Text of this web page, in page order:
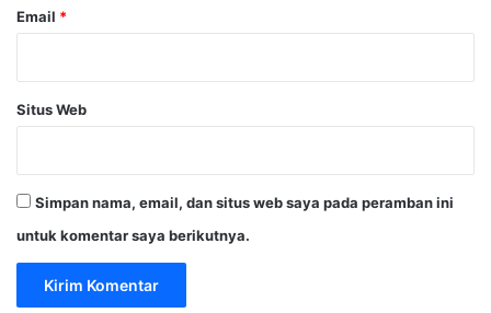
Email *
Situs Web
Simpan nama, email, dan situs web saya pada peramban ini
untuk komentar saya berikutnya.